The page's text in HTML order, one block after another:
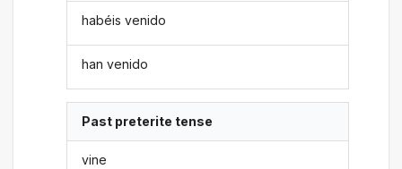
habéis venido
han venido
Past preterite tense
vine